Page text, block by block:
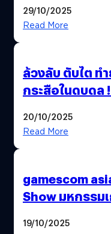
29/10/2025
Read More
ล้วงลับ ตับไต ทำ
กระสือในดบดล !
20/10/2025
Read More
gamescom
Show มหกรรม
พาณิชย์ร่วมชูคว
19/10/2025